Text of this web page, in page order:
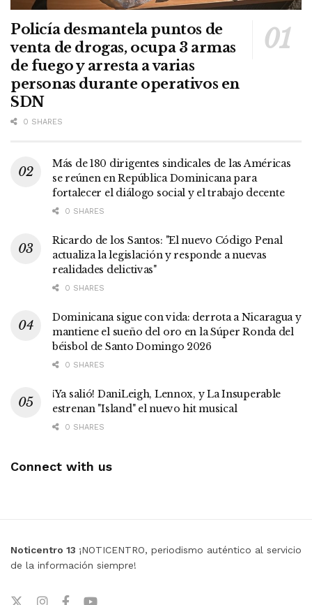
Policía desmantela puntos de
venta de drogas, ocupa 3 armas
de fuego y arresta a varias
personas durante operativos en
SDN
0 SHARES
Más de 180 dirigentes sindicales de las Américas
se reúnen en República Dominicana para
fortalecer el diálogo social y el trabajo decente
0 SHARES
Ricardo de los Santos: "El nuevo Código Penal
actualiza la legislación y responde a nuevas
realidades delictivas"
0 SHARES
Dominicana sigue con vida: derrota a Nicaragua y
mantiene el sueño del oro en la Súper Ronda del
béisbol de Santo Domingo 2026
0 SHARES
¡Ya salió! DaniLeigh, Lennox, y La Insuperable
estrenan "Island" el nuevo hit musical
0 SHARES
Connect with us
Noticentro 13 ¡NOTICENTRO, periodismo auténtico al servicio
de la información siempre!